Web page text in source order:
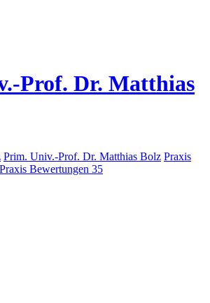
Prof. Dr. Matthias
Prim. Univ.-Prof. Dr. Matthias Bolz Praxis
Praxis Bewertungen 35